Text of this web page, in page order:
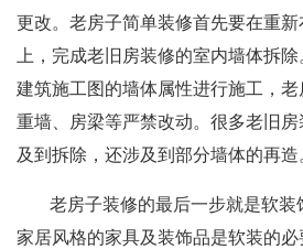
更改。老房子简单装修首先要在重
上，完成老旧房装修的室内墙体拆
建筑施工图的墙体属性进行施工，
重墙、房梁等严禁改动。很多老旧
及到拆除，还涉及到部分墙体的再造
老房子装修的最后一步就是软装
家居风格的家具及装饰品是软装的